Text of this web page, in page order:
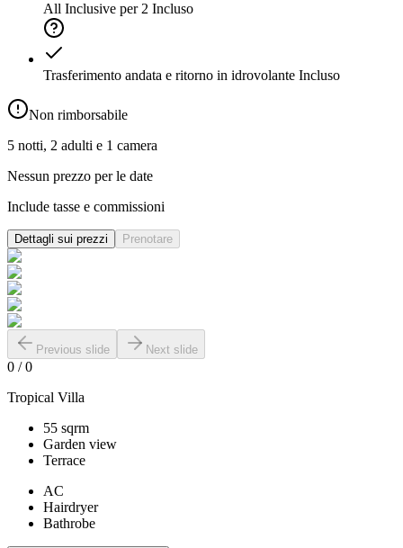
All Inclusive per 2 Incluso
Trasferimento andata e ritorno in idrovolante Incluso
Non rimborsabile
5 notti, 2 adulti e 1 camera
Nessun prezzo per le date
Include tasse e commissioni
Dettagli sui prezzi Prenotare
Previous slide Next slide
0 /0
Tropical Villa
55 sqrm
Garden view
Terrace
AC
Hairdryer
Bathrobe